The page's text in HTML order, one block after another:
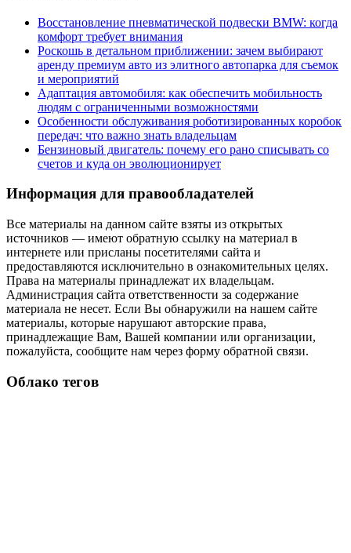
Восстановление пневматической подвески BMW: когда
комфорт требует внимания
Роскошь в детальном приближении: зачем выбирают
аренду премиум авто из элитного автопарка для съемок
и мероприятий
Адаптация автомобиля: как обеспечить мобильность
людям с ограниченными возможностями
Особенности обслуживания роботизированных коробок
передач: что важно знать владельцам
Бензиновый двигатель: почему его рано списывать со
счетов и куда он эволюционирует
Информация для правообладателей
Все материалы на данном сайте взяты из открытых
источников — имеют обратную ссылку на материал в
интернете или присланы посетителями сайта и
предоставляются исключительно в ознакомительных целях.
Права на материалы принадлежат их владельцам.
Администрация сайта ответственности за содержание
материала не несет. Если Вы обнаружили на нашем сайте
материалы, которые нарушают авторские права,
принадлежащие Вам, Вашей компании или организации,
пожалуйста, сообщите нам через форму обратной связи.
Облако тегов